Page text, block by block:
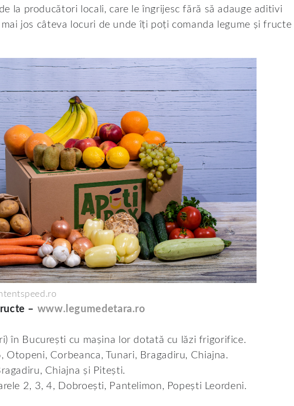
la producători locali, care le îngrijesc fără să adauge aditivi
jos câteva locuri de unde îți poți comanda legume și fructe
– www.legumedetara.ro
în București cu mașina lor dotată cu lăzi frigorifice.
Otopeni, Corbeanca, Tunari, Bragadiru, Chiajna.
Chiajna și Pitești.
2, 3, 4, Dobroești, Pantelimon, Popești Leordeni.